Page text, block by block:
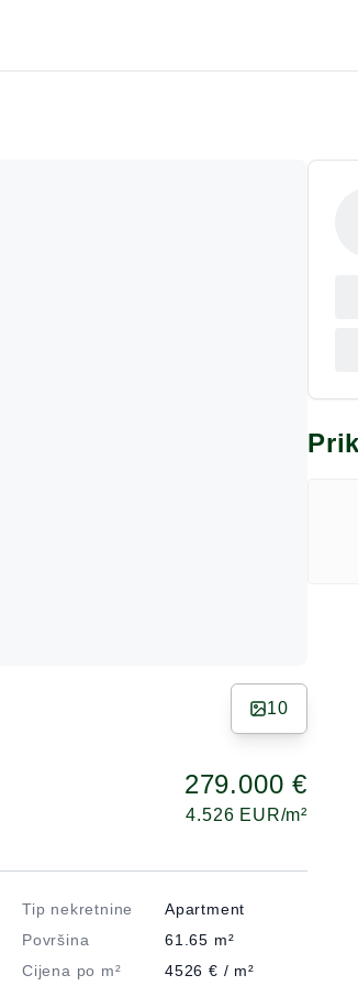
10
279.000 €
4.526 EUR/m²
Tip nekretnine
Apartment
Površina
61.65 m²
Cijena po m²
4526 € / m²